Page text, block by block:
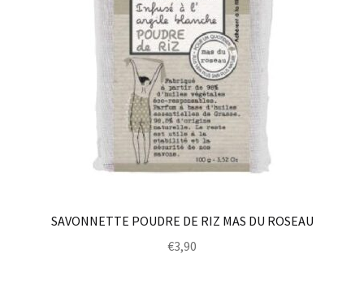
SAVONNETTE POUDRE DE RIZ MAS DU ROSEAU
€3,90